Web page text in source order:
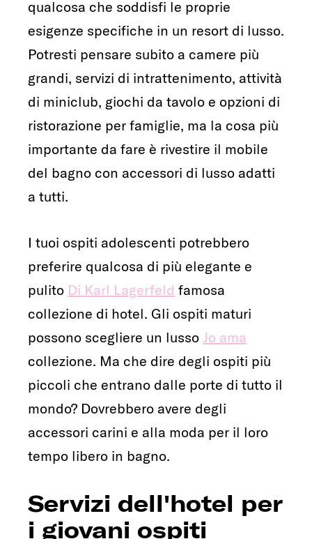
qualcosa che soddisfi le proprie
esigenze specifiche in un resort di lusso.
Potresti pensare subito a camere più
grandi, servizi di intrattenimento, attività
di miniclub, giochi da tavolo e opzioni di
ristorazione per famiglie, ma la cosa più
importante da fare è rivestire il mobile
del bagno con accessori di lusso adatti
a tutti.
I tuoi ospiti adolescenti potrebbero
preferire qualcosa di più elegante e
pulito Di Karl Lagerfeld famosa
collezione di hotel. Gli ospiti maturi
possono scegliere un lusso Jo ama
collezione. Ma che dire degli ospiti più
piccoli che entrano dalle porte di tutto il
mondo? Dovrebbero avere degli
accessori carini e alla moda per il loro
tempo libero in bagno.
Servizi dell'hotel per
i giovani ospiti